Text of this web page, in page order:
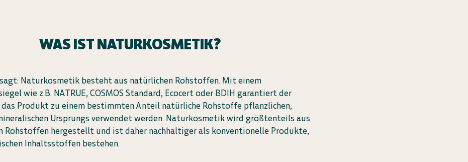
WAS IST NATURKOSMETIK?
Naturkosmetik besteht aus natürlichen Rohstoffen. Mit einem
wie z.B. NATRUE, COSMOS Standard, Ecocert oder BDIH garantiert der
das Produkt zu einem bestimmten Anteil natürliche Rohstoffe pflanzlichen,
Ursprungs verwendet werden. Naturkosmetik wird größtenteils aus
Rohstoffen hergestellt und ist daher nachhaltiger als konventionelle Produkte,
Inhaltsstoffen bestehen.